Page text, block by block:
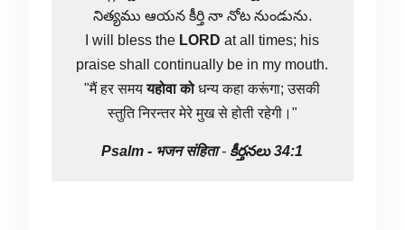
నిత్యము ఆయన కీర్తి నా నోట నుండును.
I will bless the LORD at all times; his
praise shall continually be in my mouth.
"मैं हर समययहोवा कोधन्य कहा करूंगा; उसकी
स्तुति निरन्तर मेरे मुख से होती रहेगी।"
Psalm - भजन संहिता- కీర్తనలు 34:1